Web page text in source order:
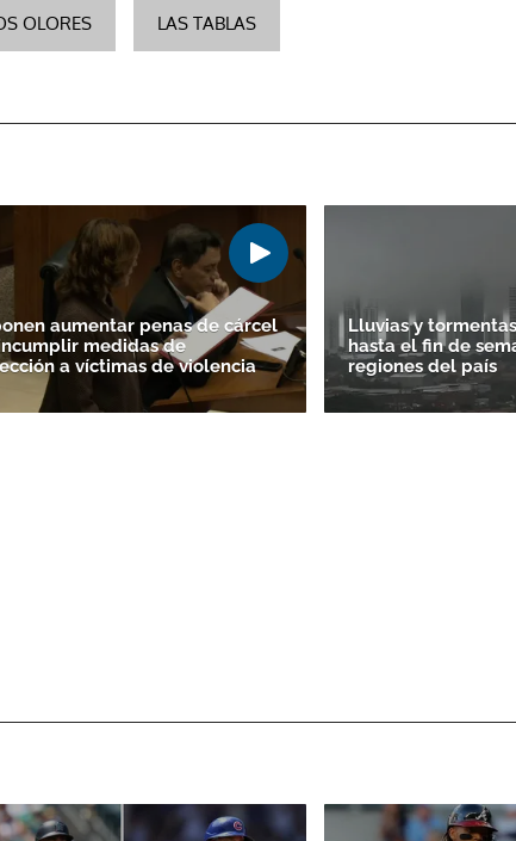
OLORES LAS TABLAS
aumentar penas de cárcel
medidas de
a víctimas de violencia
Lluvias y
hasta el fin de
regiones del país